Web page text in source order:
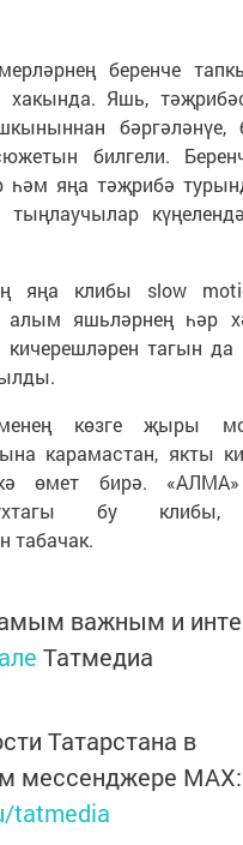
беренче
Яшь,
билгели.
һәм яңа тәҗрибә
тыңлаучылар
яңа клибы slow
алым яшьләрнең һәр
тагын да
көзге җыры
карамастан, якты
өмет бирә. «АЛМА»
бу клибы,
табачак.
важным и
Татмедиа
Татарстана в
мессенджере MАХ:
tatmedia